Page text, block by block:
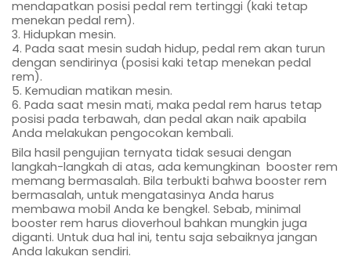
mendapatkan posisi pedal rem tertinggi (kaki tetap
menekan pedal rem).
3. Hidupkan mesin.
4. Pada saat mesin sudah hidup, pedal rem akan turun
dengan sendirinya (posisi kaki tetap menekan pedal
rem).
5. Kemudian matikan mesin.
6. Pada saat mesin mati, maka pedal rem harus tetap
posisi pada terbawah, dan pedal akan naik apabila
Anda melakukan pengocokan kembali.
Bila hasil pengujian ternyata tidak sesuai dengan
langkah-langkah di atas, ada kemungkinan booster rem
memang bermasalah. Bila terbukti bahwa booster rem
bermasalah, untuk mengatasinya Anda harus
membawa mobil Anda ke bengkel. Sebab, minimal
booster rem harus dioverhoul bahkan mungkin juga
diganti. Untuk dua hal ini, tentu saja sebaiknya jangan
Anda lakukan sendiri.